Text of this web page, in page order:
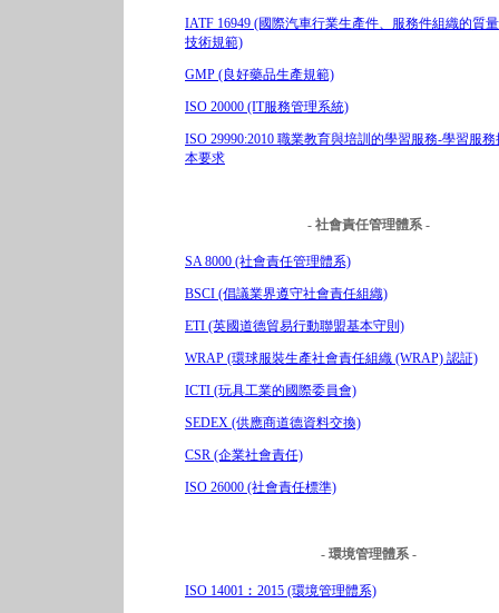
IATF 16949 (國際汽車行業生產件、服務件組織的質
技術規範)
GMP (良好藥品生產規範)
ISO 20000 (IT服務管理系統)
ISO 29990:2010 職業教育與培訓的學習服務-學習服
本要求
- 社會責任管理體系 -
SA 8000 (社會責任管理體系)
BSCI (倡議業界遵守社會責任組織)
ETI (英國道德貿易行動聯盟基本守則)
WRAP (環球服裝生產社會責任組織 (WRAP) 認証)
ICTI (玩具工業的國際委員會)
SEDEX (供應商道德資料交換)
CSR (企業社會責任)
ISO 26000 (社會責任標準)
- 環境管理體系 -
ISO 14001︰2015 (環境管理體系)